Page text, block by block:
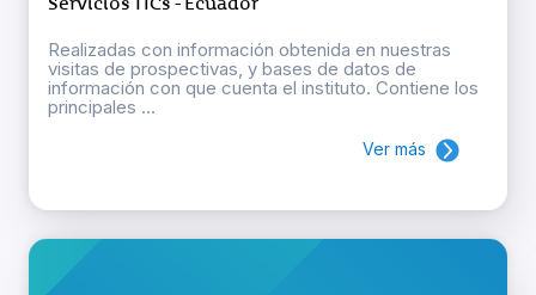
Realizadas con información obtenida en nuestras
visitas de prospectivas, y bases de datos de
información con que cuenta el instituto. Contiene los
principales ...
Ver más